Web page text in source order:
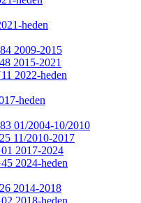
heden
2009-2015
2015-2021
2022-heden
heden
01/2004-10/2010
11/2010-2017
2017-2024
2024-heden
2014-2018